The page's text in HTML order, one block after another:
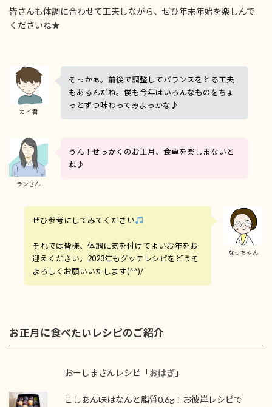
皆さんも体調に合わせて工夫しながら、ぜひ年末年始を楽しんで
くださいね★
カイ君
そっかぁ。前後で調整してバランスをとる工夫
もあるんだね。僕も今年はいろんなものをちょ
っとずつ味わってみよっかな♪
ランさん
うん！せっかくのお正月、食卓を楽しまないと
ね♪
なっちゃん
ぜひ参考にしてみてください
それでは皆様、体調に気を付けてよいお年をお
迎えください。2023年もグッテレシピをどうぞ
よろしくお願いいたします(^^)/
お正月に食べたいレシピのご紹介
おーしまさんレシピ「おはぎ 」
こしあん味はなんと脂質0.6g！お彼岸レシピで